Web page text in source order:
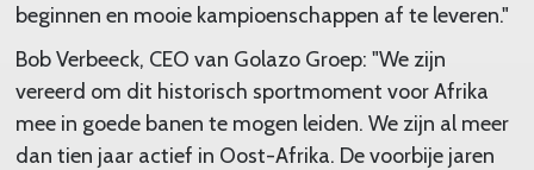
beginnen en mooie kampioenschappen af te leveren."
Bob Verbeeck, CEO van Golazo Groep: "We zijn
vereerd om dit historisch sportmoment voor Afrika
mee in goede banen te mogen leiden. We zijn al meer
dan tien jaar actief in Oost-Afrika. De voorbije jaren